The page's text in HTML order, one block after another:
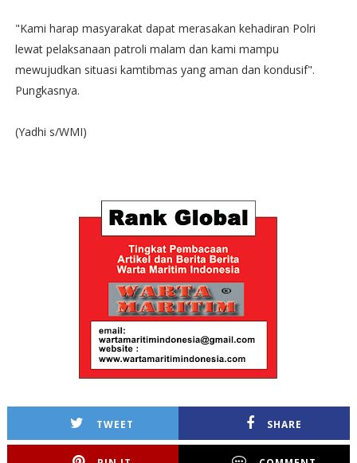
"Kami harap masyarakat dapat merasakan kehadiran Polri
lewat pelaksanaan patroli malam dan kami mampu
mewujudkan situasi kamtibmas yang aman dan kondusif".
Pungkasnya.
(Yadhi s/WMI)
TWEET SHARE